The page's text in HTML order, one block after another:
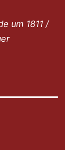
um 1811 /